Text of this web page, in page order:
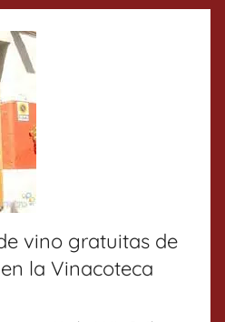
vino gratuitas de
la Vinacoteca